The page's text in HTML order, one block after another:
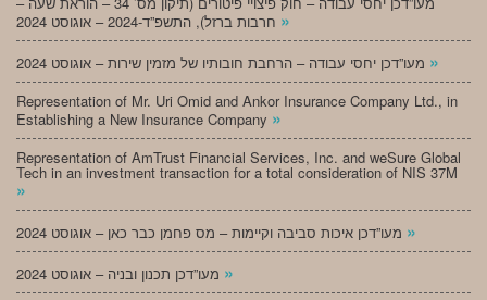
»
»
Representation of Mr. Uri Omid and Ankor Insurance Company Ltd., in
Establishing a New Insurance Company »
Representation of AmTrust Financial Services, Inc. and weSure Global
Tech in an investment transaction for a total consideration of NIS 37M
»
»
»